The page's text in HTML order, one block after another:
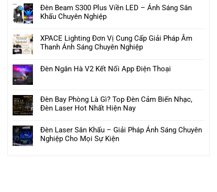
Đèn Beam S300 Plus Viền LED – Ánh Sáng Sân
Khấu Chuyên Nghiệp
XPACE Lighting Đơn Vị Cung Cấp Giải Pháp Âm
Thanh Ánh Sáng Chuyên Nghiệp
Đèn Ngân Hà V2 Kết Nối App Điện Thoại
Đèn Bay Phòng Là Gì? Top Đèn Cảm Biến Nhạc,
Đèn Laser Hot Nhất Hiện Nay
Đèn Laser Sân Khấu – Giải Pháp Ánh Sáng Chuyên
Nghiệp Cho Mọi Sự Kiện